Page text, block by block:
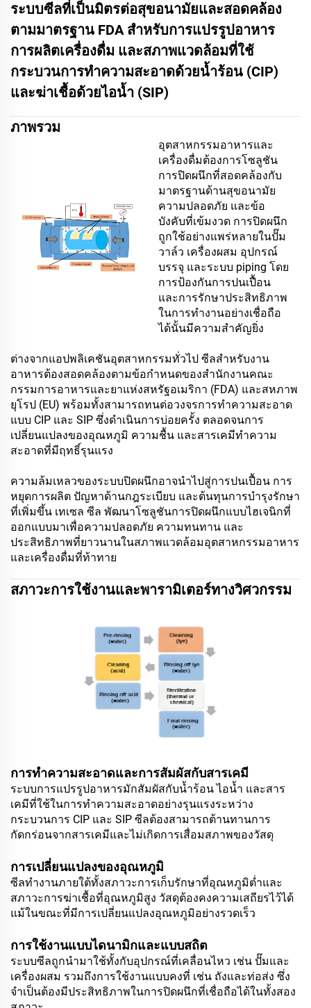
ระบบซีลที่เป็นมิตรต่อสุขอนามัยและสอดคล้อง
ตามมาตรฐาน FDA สำหรับการแปรรูปอาหาร
การผลิตเครื่องดื่ม และสภาพแวดล้อมที่ใช้
กระบวนการทำความสะอาดด้วยน้ำร้อน (CIP)
และฆ่าเชื้อด้วยไอน้ำ (SIP)
ภาพรวม
อุตสาหกรรมอาหารและ
เครื่องดื่มต้องการโซลูชัน
การปิดผนึกที่สอดคล้องกับ
มาตรฐานด้านสุขอนามัย
ความปลอดภัย และข้อ
บังคับที่เข้มงวด การปิดผนึก
ถูกใช้อย่างแพร่หลายในปั๊ม
วาล์ว เครื่องผสม อุปกรณ์
บรรจุ และระบบ piping โดย
การป้องกันการปนเปื้อน
และการรักษาประสิทธิภาพ
ในการทำงานอย่างเชื่อถือ
ได้นั้นมีความสำคัญยิ่ง
ต่างจากแอปพลิเคชันอุตสาหกรรมทั่วไป ซีลสำหรับงาน
อาหารต้องสอดคล้องตามข้อกำหนดของสำนักงานคณะ
กรรมการอาหารและยาแห่งสหรัฐอเมริกา (FDA) และสหภาพ
ยุโรป (EU) พร้อมทั้งสามารถทนต่อวงจรการทำความสะอาด
แบบ CIP และ SIP ซึ่งดำเนินการบ่อยครั้ง ตลอดจนการ
เปลี่ยนแปลงของอุณหภูมิ ความชื้น และสารเคมีทำความ
สะอาดที่มีฤทธิ์รุนแรง
ความล้มเหลวของระบบปิดผนึกอาจนำไปสู่การปนเปื้อน การ
หยุดการผลิต ปัญหาด้านกฎระเบียบ และต้นทุนการบำรุงรักษา
ที่เพิ่มขึ้น เทเซล ซีล พัฒนาโซลูชันการปิดผนึกแบบไฮเจนิกที่
ออกแบบมาเพื่อความปลอดภัย ความทนทาน และ
ประสิทธิภาพที่ยาวนานในสภาพแวดล้อมอุตสาหกรรมอาหาร
และเครื่องดื่มที่ท้าทาย
สภาวะการใช้งานและพารามิเตอร์ทางวิศวกรรม
การทำความสะอาดและการสัมผัสกับสารเคมี
ระบบการแปรรูปอาหารมักสัมผัสกับน้ำร้อน ไอน้ำ และสาร
เคมีที่ใช้ในการทำความสะอาดอย่างรุนแรงระหว่าง
กระบวนการ CIP และ SIP ซีลต้องสามารถต้านทานการ
กัดกร่อนจากสารเคมีและไม่เกิดการเสื่อมสภาพของวัสดุ
การเปลี่ยนแปลงของอุณหภูมิ
ซีลทำงานภายใต้ทั้งสภาวะการเก็บรักษาที่อุณหภูมิต่ำและ
สภาวะการฆ่าเชื้อที่อุณหภูมิสูง วัสดุต้องคงความเสถียรไว้ได้
แม้ในขณะที่มีการเปลี่ยนแปลงอุณหภูมิอย่างรวดเร็ว
การใช้งานแบบไดนามิกและแบบสถิต
ระบบซีลถูกนำมาใช้ทั้งกับอุปกรณ์ที่เคลื่อนไหว เช่น ปั๊มและ
เครื่องผสม รวมถึงการใช้งานแบบคงที่ เช่น ถังและท่อส่ง ซึ่ง
จำเป็นต้องมีประสิทธิภาพในการปิดผนึกที่เชื่อถือได้ในทั้งสอง